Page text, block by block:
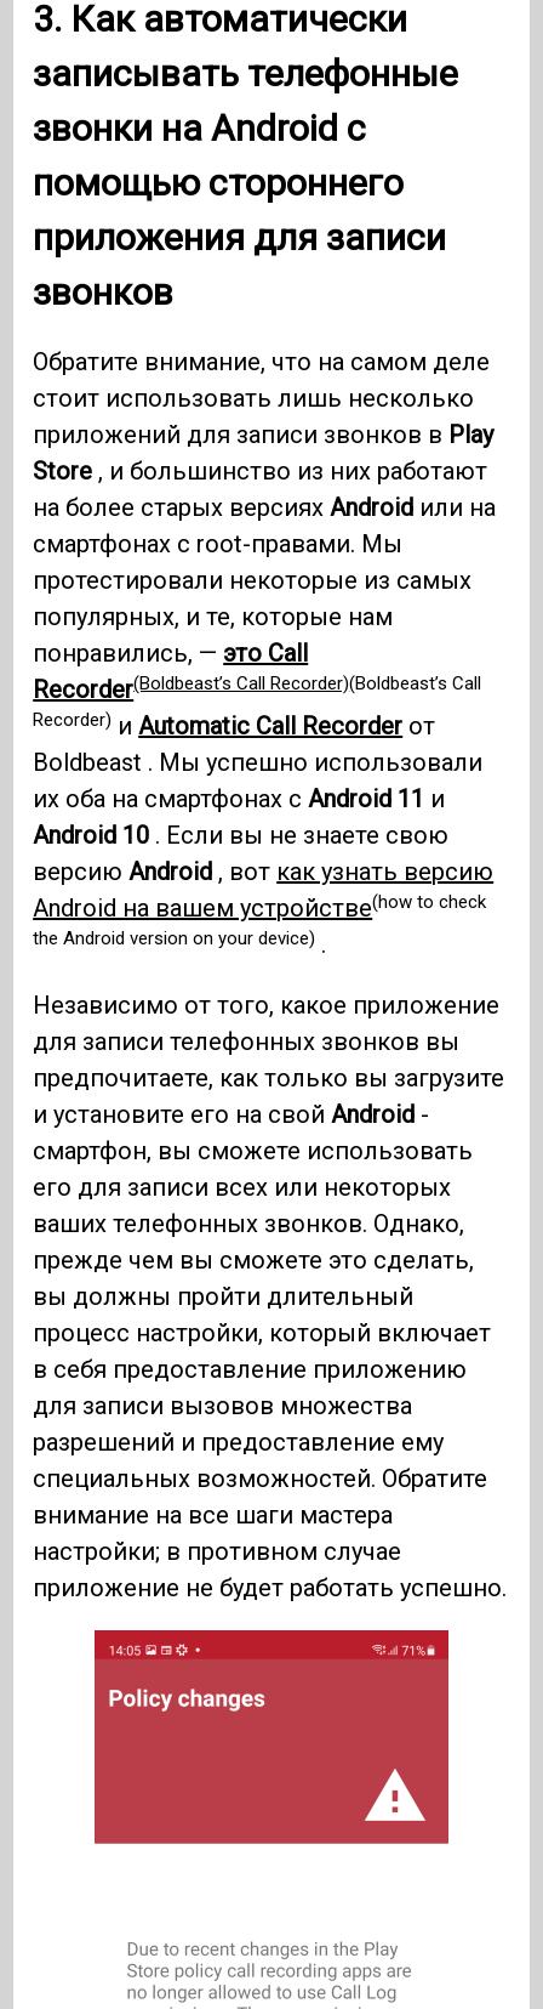
3. Как автоматически
записывать телефонные
звонки наAndroid с
помощью стороннего
приложения для записи
звонков
Обратите внимание, что на самом деле
стоит использовать лишь несколько
приложений для записи звонков в Play
Store , и большинство из них работают
на более старых версияхAndroid или на
смартфонах с root-правами. Мы
протестировали некоторые из самых
популярных, и те, которые нам
понравились, — это Call
Recorder(Boldbeast’s Call Recorder)(Boldbeast’s Call
Recorder) иAutomatic Call Recorder от
Boldbeast . Мы успешно использовали
их оба на смартфонах сAndroid 11 и
Android 10 . Если вы не знаете свою
версиюAndroid , вот как узнать версию
Android на вашем устройстве(how to check
the Android version on your device) .
Независимо от того, какое приложение
для записи телефонных звонков вы
предпочитаете, как только вы загрузите
и установите его на свойAndroid -
смартфон, вы сможете использовать
его для записи всех или некоторых
ваших телефонных звонков. Однако,
прежде чем вы сможете это сделать,
вы должны пройти длительный
процесс настройки, который включает
в себя предоставление приложению
для записи вызовов множества
разрешений и предоставление ему
специальных возможностей. Обратите
внимание на все шаги мастера
настройки; в противном случае
приложение не будет работать успешно.